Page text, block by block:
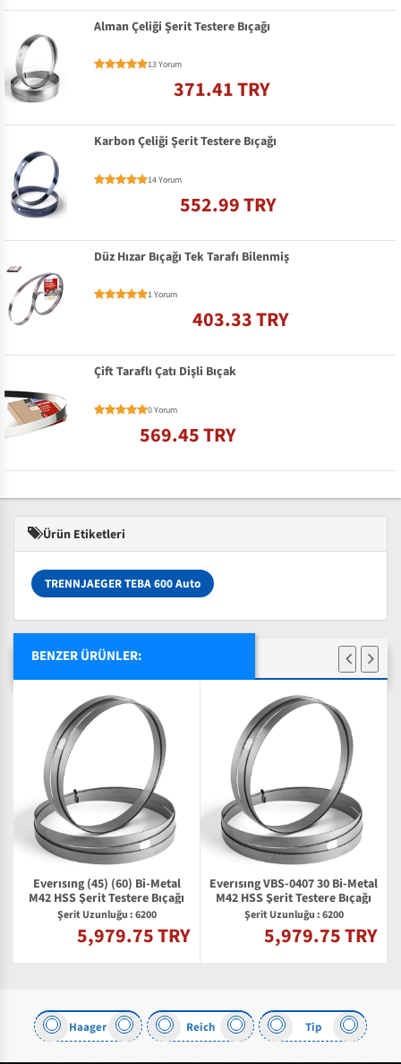
Alman Çeliği Şerit Testere Bıçağı
13 Yorum
371.41 TRY
Karbon Çeliği Şerit Testere Bıçağı
14 Yorum
552.99 TRY
Düz Hızar Bıçağı Tek Tarafı Bilenmiş
1 Yorum
403.33 TRY
Çift Taraflı Çatı Dişli Bıçak
0 Yorum
569.45 TRY
Ürün Etiketleri
TRENNJAEGER TEBA 600 Auto
BENZER ÜRÜNLER:
Everısıng (45) (60) Bi-Metal
M42 HSS Şerit Testere Bıçağı
Şerit Uzunluğu : 6200
5,979.75 TRY
Everısıng VBS-0407 30 Bi-Metal
M42 HSS Şerit Testere Bıçağı
Şerit Uzunluğu : 6200
5,979.75 TRY
Haager Reich Tip